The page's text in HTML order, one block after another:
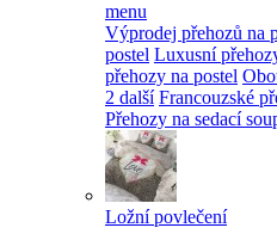
menu
Výprodej přehozů na
postel Luxusní
přehozy na postel
2 další Francouzské
Přehozy na sedací
Ložní povlečení